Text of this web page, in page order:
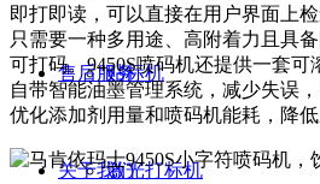
贴标机
激光打标机
售后服务
关于我们
即打即读，可以直接在用户界面上检
只需要一种多用途、高附着力且具
可打码。9450S喷码机还提供一套
自带智能油墨管理系统，减少失误，
优化添加剂用量和喷码机能耗，降低